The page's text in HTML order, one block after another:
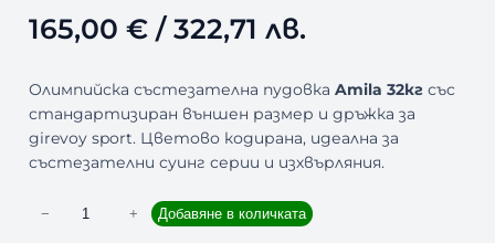
165,00 €/ 322,71 лв.
Олимпийска състезателна пудовка Amila 32кг със
стандартизиран външен размер и дръжка за
girevoy sport. Цветово кодирана, идеална за
състезателни суинг серии и изхвърляния.
− + Добавяне в количката